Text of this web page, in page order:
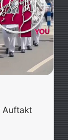
Auftakt